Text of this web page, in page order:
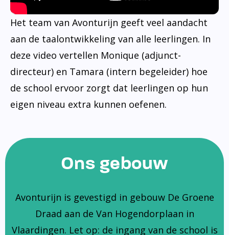
Het team van Avonturijn geeft veel aandacht
aan de taalontwikkeling van alle leerlingen. In
deze video vertellen Monique (adjunct-
directeur) en Tamara (intern begeleider) hoe
de school ervoor zorgt dat leerlingen op hun
eigen niveau extra kunnen oefenen.
Ons gebouw
Avonturijn is gevestigd in gebouw De Groene
Draad aan de Van Hogendorplaan in
Vlaardingen. Let op: de ingang van de school is